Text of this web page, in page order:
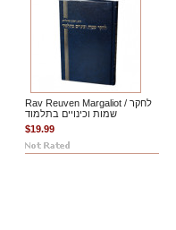
Rav Reuven Margaliot / לחקר
שמות וכינויים בתלמוד
$19.99